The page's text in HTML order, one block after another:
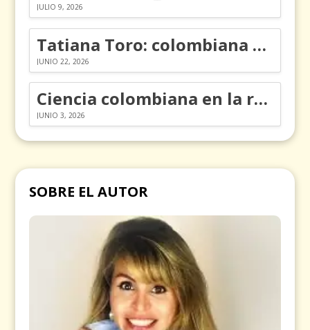
JULIO 9, 2026
Tatiana Toro: colombiana que cambió la historia de las matemáticas
JUNIO 22, 2026
Ciencia colombiana en la revolución de los órganos en chips
JUNIO 3, 2026
SOBRE EL AUTOR